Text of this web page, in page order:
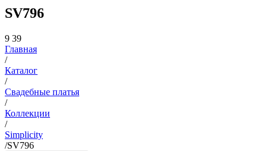
SV796
9 39
Главная
/
Каталог
/
Свадебные платья
/
Коллекции
/
Simplicity
/SV796